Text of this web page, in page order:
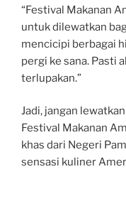
“Festival Makanan
untuk dilewatkan
mencicipi berbagai
pergi ke sana. Pasti
terlupakan.”
Jadi, jangan
Festival Makanan
khas dari Negeri
sensasi kuliner